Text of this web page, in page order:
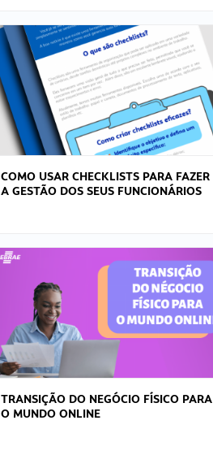
COMO USAR CHECKLISTS PARA FAZER
A GESTÃO DOS SEUS FUNCIONÁRIOS
TRANSIÇÃO DO NEGÓCIO FÍSICO PARA
O MUNDO ONLINE